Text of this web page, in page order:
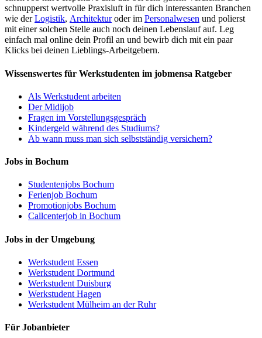
schnupperst wertvolle Praxisluft in für dich interessanten Branchen
wie derLogistik, Architekturoder im Personalwesen und polierst
mit einer solchen Stelle auch noch deinen Lebenslauf auf. Leg
einfach mal online dein Profil an und bewirb dich mit ein paar
Klicks bei deinen Lieblings-Arbeitgebern.
Wissenswertes für Werkstudenten im jobmensa Ratgeber
Als Werkstudent arbeiten
Der Midijob
Fragen im Vorstellungsgespräch
Kindergeld während des Studiums?
Ab wann muss man sich selbstständig versichern?
Jobs in Bochum
Studentenjobs Bochum
Ferienjob Bochum
Promotionjobs Bochum
Callcenterjob in Bochum
Jobs in der Umgebung
Werkstudent Essen
Werkstudent Dortmund
Werkstudent Duisburg
Werkstudent Hagen
Werkstudent Mülheim an der Ruhr
Für Jobanbieter